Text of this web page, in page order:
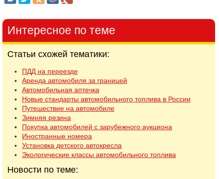
Интересное по теме
Статьи схожей тематики:
ПДД на переезде
Аренда автомобиля за границей
Автомобильная аптечка
Новые стандарты автомобильного топлива в России
Путешествие на автомобиле
Зимняя резина
Покупка автомобилей с зарубежного аукциона
Иностранные номера
Установка детского автокресла
Экологические классы автомобильного топлива
Новости по теме: